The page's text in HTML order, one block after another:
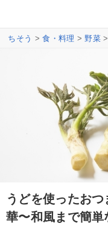
ちそう >食・料理 >野菜>
うどを使ったお
華〜和風まで簡